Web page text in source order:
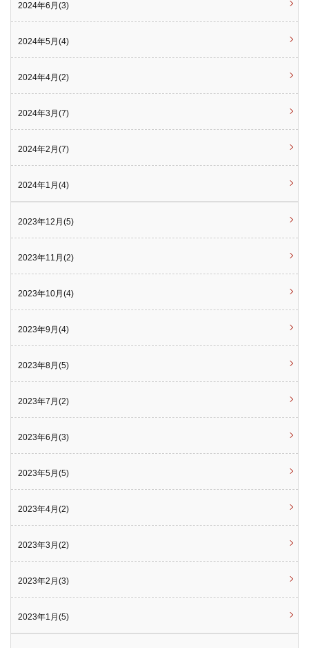
2024年6月(3)
2024年5月(4)
2024年4月(2)
2024年3月(7)
2024年2月(7)
2024年1月(4)
2023年12月(5)
2023年11月(2)
2023年10月(4)
2023年9月(4)
2023年8月(5)
2023年7月(2)
2023年6月(3)
2023年5月(5)
2023年4月(2)
2023年3月(2)
2023年2月(3)
2023年1月(5)